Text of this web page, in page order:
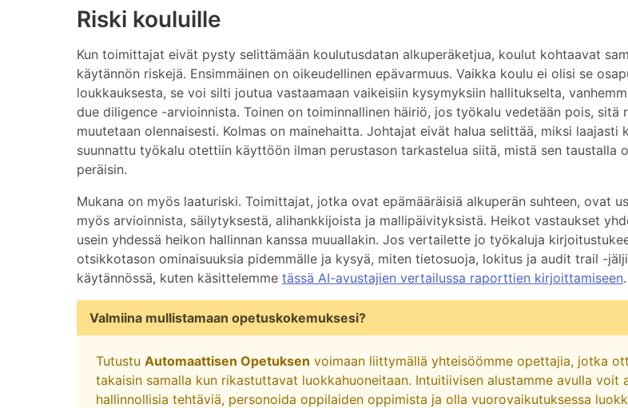
Riski kouluille
Kun toimittajat eivät pysty selittämään koulutusdatan alkuperäketjua, koulut kohtaavat
käytännön riskejä. Ensimmäinen on oikeudellinen epävarmuus. Vaikka koulu ei olisi se
loukkauksesta, se voi silti joutua vastaamaan vaikeisiin kysymyksiin hallitukselta,
due diligence -arvioinnista. Toinen on toiminnallinen häiriö, jos työkalu vedetään pois, sitä
muutetaan olennaisesti. Kolmas on mainehaitta. Johtajat eivät halua selittää, miksi
suunnattu työkalu otettiin käyttöön ilman perustason tarkastelua siitä, mistä sen taustalla
peräisin.
Mukana on myös laaturiski. Toimittajat, jotka ovat epämääräisiä alkuperän suhteen, ovat
myös arvioinnista, säilytyksestä, alihankkijoista ja mallipäivityksistä. Heikot vastaukset
usein yhdessä heikon hallinnan kanssa muuallakin. Jos vertailette jo työkaluja
otsikkotason ominaisuuksia pidemmälle ja kysyä, miten tietosuoja, lokitus ja audit trail -
käytännössä, kuten käsittelemme tässä AI-avustajien vertailussa raporttien kirjoittamiseen.
Valmiina mullistamaan opetuskokemuksesi?
Tutustu Automaattisen Opetuksen voimaan liittymällä yhteisöömme opettajia, jotka
takaisin samalla kun rikastuttavat luokkahuoneitaan. Intuitiivisen alustamme avulla voit
hallinnollisia tehtäviä, personoida oppilaiden oppimista ja olla vuorovaikutuksessa